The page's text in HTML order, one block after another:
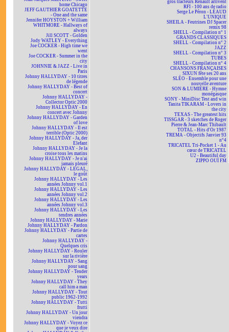
home Chicago
JEFF GAUTHIER GOATETTE
- One and the same
Jennifer HOYSTON + William
WHITMORE - Hallways of
always
Jill SCOTT - Golden
Jody WATLEY - Everything
Joe COCKER - High time we
went
Joe COCKER - Summer in the
city
JOHNNIE & JAZZ - Live in
Paris
Johnny HALLYDAY - 10 titres
de légende
Johnny HALLYDAY - Best of
concert
Johnny HALLYDAY -
Collector Optic 2000
Johnny HALLYDAY - En
concert avec Johnny
Johnny HALLYDAY - Garden
of love
Johnny HALLYDAY - Il est
terrible (Optic 2000)
Johnny HALLYDAY - Ja, der
Elefant
Johnny HALLYDAY - Je la
croise tous les matins
Johnny HALLYDAY - Je n'ai
jamais pleuré
Johnny HALLYDAY - LEGAL,
le goût
Johnny HALLYDAY - Les
années Johnny vol.1
Johnny HALLYDAY - Les
années Johnny vol.2
Johnny HALLYDAY - Les
années Johnny vol.3
Johnny HALLYDAY - Les
tendres années
Johnny HALLYDAY - Marie
Johnny HALLYDAY - Pardon
Johnny HALLYDAY - Partie de
cartes
Johnny HALLYDAY -
Quelques cris
Johnny HALLYDAY - Rouler
sur la rivière
Johnny HALLYDAY - Sang
pour sang
Johnny HALLYDAY - Tender
years
Johnny HALLYDAY - They
call him a man
Johnny HALLYDAY - Tout
public 1962-1992
Johnny HALLYDAY - Tutti
frutti
Johnny HALLYDAY - Un jour
viendra
Johnny HALLYDAY - Voyez ce
que je veux dire
gros tracteurs Renault arrivent
RFI - 100 ans de radio
Serge Le Péron - LÉAUD
L'UNIQUE
SHEILA - Feutrines DJ Spacer
remix 98
SHELL - Compilation n° 1
GRANDS CLASSIQUES
SHELL - Compilation n° 2
JAZZ
SHELL - Compilation n° 3
TUBES
SHELL - Compilation n° 4
CHANSONS FRANÇAISES
SIXUN fête ses 20 ans
SLÉO - Ensemble pour une
nouvelle aventure
SON & LUMIÈRE - Hymne
monégasque
SONY - MiniDisc Test and win
Tanita TIKARAM - Lovers in
the city
TEXAS - The greatest hits
TISSGAR - 3 sketches de Roger
Pierre & Jean-Marc Thibault
TOTAL - Hits d'Or 1987
TREMA - Objectifs Janvier 93
n°4
TRICATEL Tri-Pocket 1 - Au
cœur de TRICATEL
U2 - Beautiful day
ZIPPO OUÏ FM